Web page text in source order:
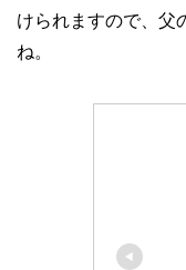
けられますので、父
ね。